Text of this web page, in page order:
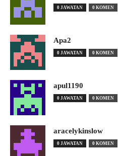
0 JAWATAN 0 KOMEN
Apa2
0 JAWATAN 0 KOMEN
apul1190
0 JAWATAN 0 KOMEN
aracelykinslow
0 JAWATAN 0 KOMEN